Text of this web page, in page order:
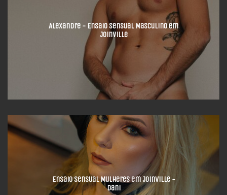
Alexandre - Ensaio Sensual Masculino em
Joinville
Ensaio Sensual Mulheres em Joinville -
Dani